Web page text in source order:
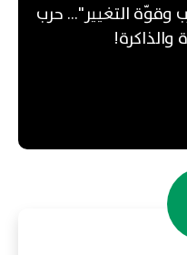
وقوّة التغيير"... حرب
والذاكرة!